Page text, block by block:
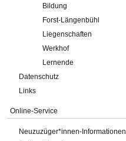
Bildung
Forst-Längenbühl
Liegenschaften
Werkhof
Lernende
Datenschutz
Links
Online-Service
Neuzuzüger*innen-Informationen